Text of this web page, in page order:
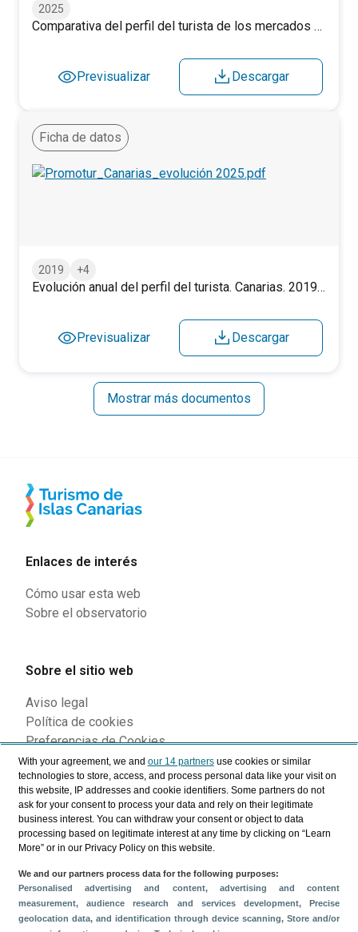
With your agreement, we and our 14 partnersuse cookies or similar
technologies to store, access, and process personal data like your visit on
this website, IP addresses and cookie identifiers. Some partners do not
ask for your consent to process your data and rely on their legitimate
business interest. You can withdraw your consent or object to data
processing based on legitimate interest at any time by clicking on “Learn
More” or in our Privacy Policy on this website.
We and our partners process data for the following purposes:
Personalised advertising and content, advertising and content
measurement, audience research and services development, Precise
geolocation data, and identification through device scanning, Store and/or
2025
Comparativa del perfil del turista de los mercados nórdicos. 2025.
Previsualizar Descargar
Ficha de datos
2019 +4
Evolución anual del perfil del turista. Canarias. 2019-2025.
Previsualizar Descargar
Mostrar más documentos
Enlaces de interés
Cómo usar esta web
Sobre el observatorio
Sobre el sitio web
Aviso legal
Política de cookies
Preferencias de Cookies
Siguenos en nuestras redes